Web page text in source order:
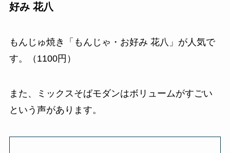
好み 花八
もんじゅ焼き「もんじゃ・お好み 花八」が人気で
す。（1100円）
また、ミックスそばモダンはボリュームがすごい
という声があります。